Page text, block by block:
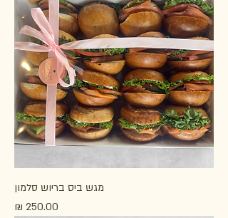
מגש ביס בריוש סלמון
מחיר